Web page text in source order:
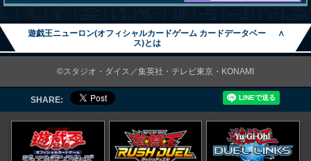
遊戯王ニューロン(オフィシャルカードゲーム カードデータベー
ス)とは
∧
©スタジオ・ダイス／集英社・テレビ東京・KONAMI
SHARE: